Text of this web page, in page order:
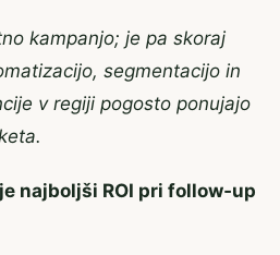
kampanjo; je pa skoraj
segmentacijo in
v regiji pogosto ponujajo
najboljši ROI pri follow‑up